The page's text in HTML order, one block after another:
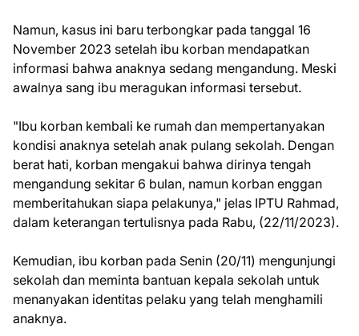
Namun, kasus ini baru terbongkar pada tanggal 16
November 2023 setelah ibu korban mendapatkan
informasi bahwa anaknya sedang mengandung. Meski
awalnya sang ibu meragukan informasi tersebut.
"Ibu korban kembali ke rumah dan mempertanyakan
kondisi anaknya setelah anak pulang sekolah. Dengan
berat hati, korban mengakui bahwa dirinya tengah
mengandung sekitar 6 bulan, namun korban enggan
memberitahukan siapa pelakunya," jelas IPTU Rahmad,
dalam keterangan tertulisnya pada Rabu, (22/11/2023).
Kemudian, ibu korban pada Senin (20/11) mengunjungi
sekolah dan meminta bantuan kepala sekolah untuk
menanyakan identitas pelaku yang telah menghamili
anaknya.